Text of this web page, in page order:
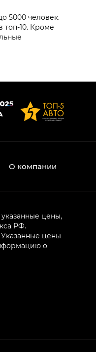
5000 человек.
топ-10. Кроме
О компании
цены,
РФ.
цены
о